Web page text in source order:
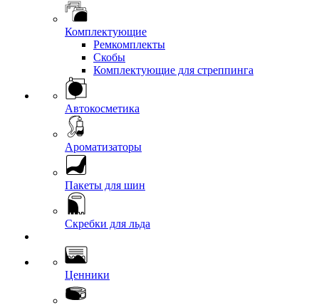
Комплектующие
Ремкомплекты
Скобы
Комплектующие для стреппинга
Автокосметика
Ароматизаторы
Пакеты для шин
Скребки для льда
Ценники